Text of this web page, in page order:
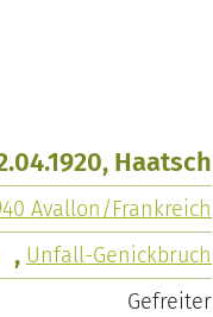
Haatsch
Avallon/Frankreich
, Unfall-Genickbruch
Gefreiter